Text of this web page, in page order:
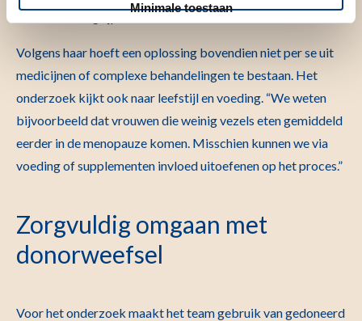
Minimale toestaan
vormen van ingrijpen.”
Volgens haar hoeft een oplossing bovendien niet per se uit
medicijnen of complexe behandelingen te bestaan. Het
onderzoek kijkt ook naar leefstijl en voeding. “We weten
bijvoorbeeld dat vrouwen die weinig vezels eten gemiddeld
eerder in de menopauze komen. Misschien kunnen we via
voeding of supplementen invloed uitoefenen op het proces.”
Zorgvuldig omgaan met
donorweefsel
Voor het onderzoek maakt het team gebruik van gedoneerd